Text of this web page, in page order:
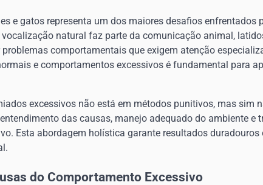
e gatos representa um dos maiores desafios enfrentados
natural faz parte da comunicação animal,
comportamentais que exigem atenção
e comportamentos excessivos é fundamental para
excessivos não está em métodos punitivos, mas sim
das causas, manejo adequado do ambiente e
Esta abordagem holística garante resultados duradouros
do Comportamento Excessivo